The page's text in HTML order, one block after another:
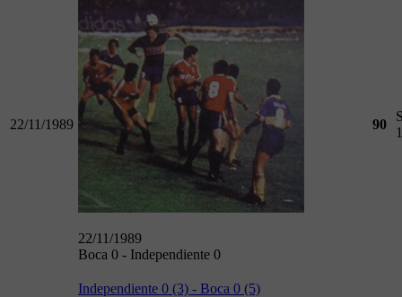
22/11/1989
22/11/1989
Boca 0 - Independiente 0
90
Independiente 0 (3) - Boca 0 (5)